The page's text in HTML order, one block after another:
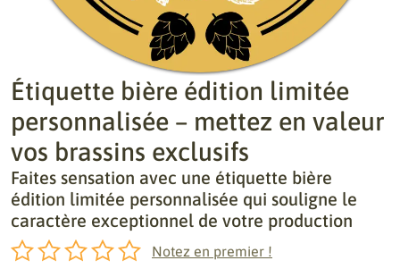
Étiquette bière édition limitée
personnalisée – mettez en valeur
vos brassins exclusifs
Faites sensation avec une étiquette bière
édition limitée personnalisée qui souligne le
caractère exceptionnel de votre production
Notez en premier !